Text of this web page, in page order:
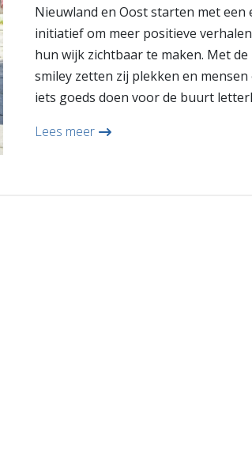
Nieuwland en Oost starten met een
initiatief om meer positieve
hun wijk zichtbaar te maken. Met de
smiley zetten zij plekken en mensen
iets goeds doen voor de buurt
Lees meer